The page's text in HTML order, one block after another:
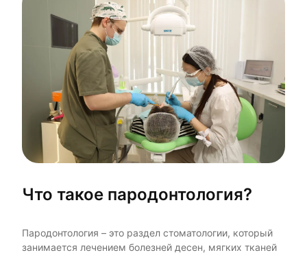
Что такое пародонтология?
Пародонтология – это раздел стоматологии, который
занимается лечением болезней десен, мягких тканей